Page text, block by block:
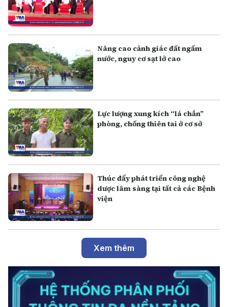
Nâng cao cảnh giác đất ngấm
nước, nguy cơ sạt lở cao
Lực lượng xung kích “lá chắn”
phòng, chống thiên tai ở cơ sở
Thúc đẩy phát triển công nghệ
dược lâm sàng tại tất cả các Bệnh
viện
Xem thêm